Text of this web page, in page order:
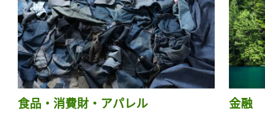
食品・消費財・アパレル 金融